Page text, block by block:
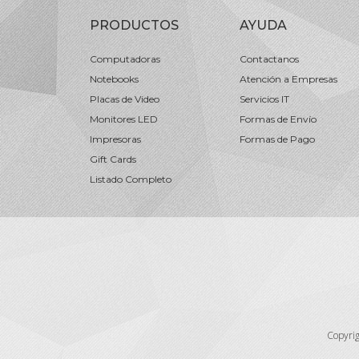
PRODUCTOS
Computadoras
Notebooks
Placas de Video
Monitores LED
Impresoras
Gift Cards
Listado Completo
AYUDA
Contactanos
Atención a Empresas
Servicios IT
Formas de Envío
Formas de Pago